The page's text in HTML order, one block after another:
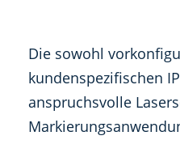
Die sowohl
kundenspezifischen
anspruchsvolle